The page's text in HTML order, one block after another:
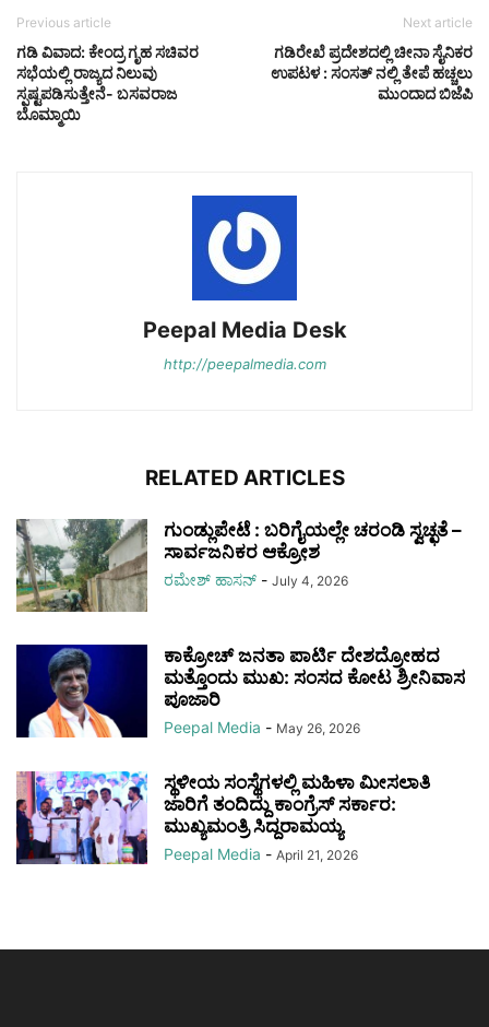
Previous article
ಗಡಿ ವಿವಾದ: ಕೇಂದ್ರ ಗೃಹ ಸಚಿವರ
ಸಭೆಯಲ್ಲಿ ರಾಜ್ಯದ ನಿಲುವು
ಸ್ಪಷ್ಟಪಡಿಸುತ್ತೇನೆ- ಬಸವರಾಜ
ಬೊಮ್ಮಾಯಿ
Next article
ಗಡಿರೇಖೆ ಪ್ರದೇಶದಲ್ಲಿ ಚೀನಾ ಸೈನಿಕರ
ಉಪಟಳ : ಸಂಸತ್ ನಲ್ಲಿ ತೇಪೆ ಹಚ್ಚಲು
ಮುಂದಾದ ಬಿಜೆಪಿ
Peepal Media Desk
http://peepalmedia.com
RELATED ARTICLES
ಗುಂಡ್ಲುಪೇಟೆ : ಬರಿಗೈಯಲ್ಲೇ ಚರಂಡಿ ಸ್ವಚ್ಛತೆ –
ಸಾರ್ವಜನಿಕರ ಆಕ್ರೋ಼ಶ
ರಮೇಶ್‌ ಹಾಸನ್‌ - July 4, 2026
ಕಾಕ್ರೋಚ್ ಜನತಾ ಪಾರ್ಟಿ ದೇಶದ್ರೋಹದ
ಮತ್ತೊಂದು ಮುಖ: ಸಂಸದ ಕೋಟ ಶ್ರೀನಿವಾಸ
ಪೂಜಾರಿ
Peepal Media - May 26, 2026
ಸ್ಥಳೀಯ ಸಂಸ್ಥೆಗಳಲ್ಲಿ ಮಹಿಳಾ ಮೀಸಲಾತಿ
ಜಾರಿಗೆ ತಂದಿದ್ದು ಕಾಂಗ್ರೆಸ್ ಸರ್ಕಾರ:
ಮುಖ್ಯಮಂತ್ರಿ ಸಿದ್ದರಾಮಯ್ಯ
Peepal Media - April 21, 2026